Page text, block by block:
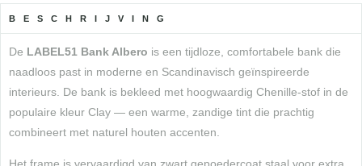
BESCHRIJVING
De LABEL51 Bank Albero is een tijdloze, comfortabele bank die
naadloos past in moderne en Scandinavisch geïnspireerde
interieurs. De bank is bekleed met hoogwaardig Chenille-stof in de
populaire kleur Clay — een warme, zandige tint die prachtig
combineert met naturel houten accenten.